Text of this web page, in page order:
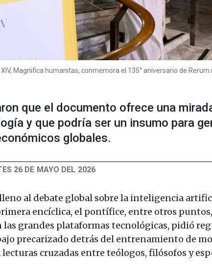
XIV, Magnifica humanitas, conmemora el 135° aniversario de
que el documento ofrece una
y que podría ser un insumo para
globales.
26 DE MAYO DEL 2026
al debate global sobre la inteligencia
encíclica, el pontífice, entre otros
las grandes plataformas tecnológicas, pidió
precarizado detrás del entrenamiento de
cruzadas entre teólogos, filósofos y